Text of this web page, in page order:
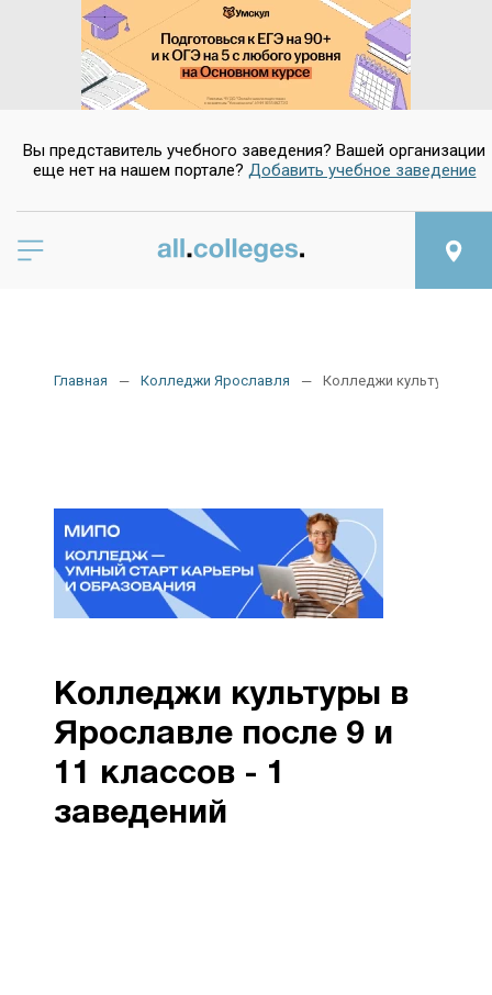
Вы представитель учебного заведения? Вашей организации
еще нет на нашем портале? Добавить учебное заведение
Главная Колледжи Ярославля Колледжи культуры
Колледжи культуры в
Ярославле после 9 и
11 классов - 1
заведений